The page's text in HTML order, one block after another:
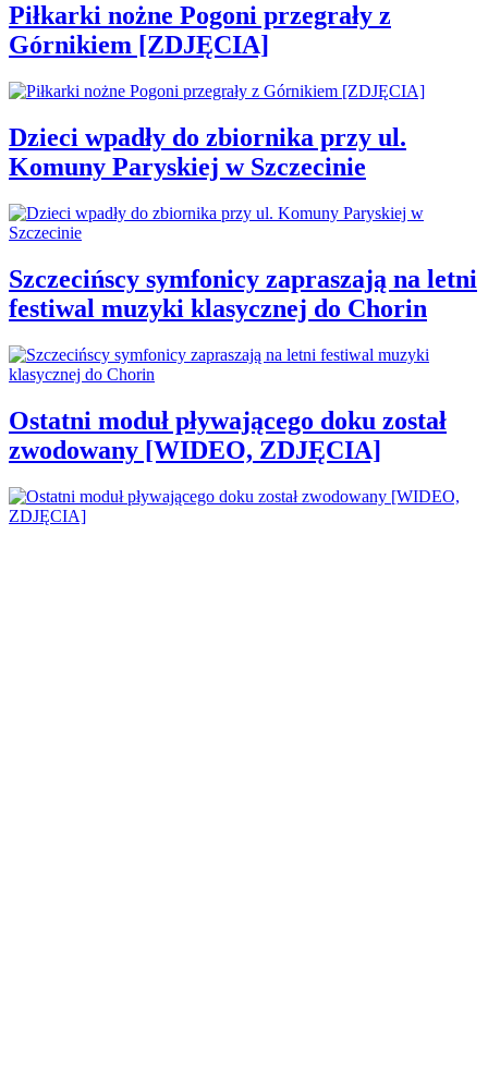
Piłkarki nożne Pogoni przegrały z
Górnikiem [ZDJĘCIA]
Dzieci wpadły do zbiornika przy ul.
Komuny Paryskiej w Szczecinie
Szczecińscy symfonicy zapraszają na letni
festiwal muzyki klasycznej do Chorin
Ostatni moduł pływającego doku został
zwodowany [WIDEO, ZDJĘCIA]